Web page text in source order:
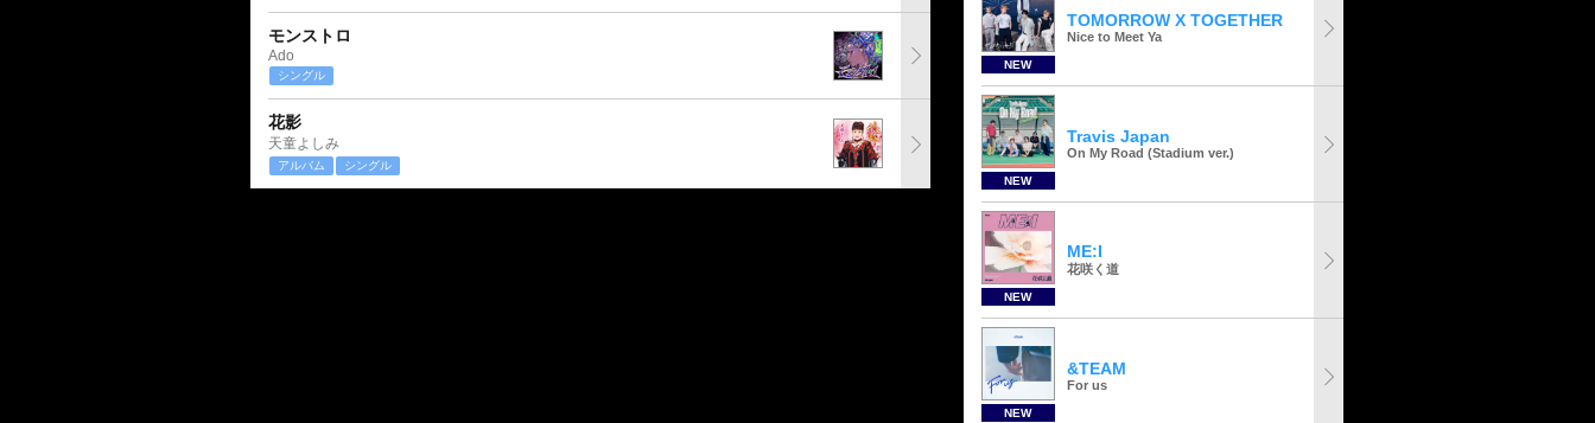
モンストロ
Ado
シングル
花影
天童よしみ
アルバム シングル
NEW
TOMORROW X TOGETHER
Nice to Meet Ya
NEW
Travis Japan
On My Road (Stadium ver.)
NEW
ME:I
花咲く道
NEW
&TEAM
For us